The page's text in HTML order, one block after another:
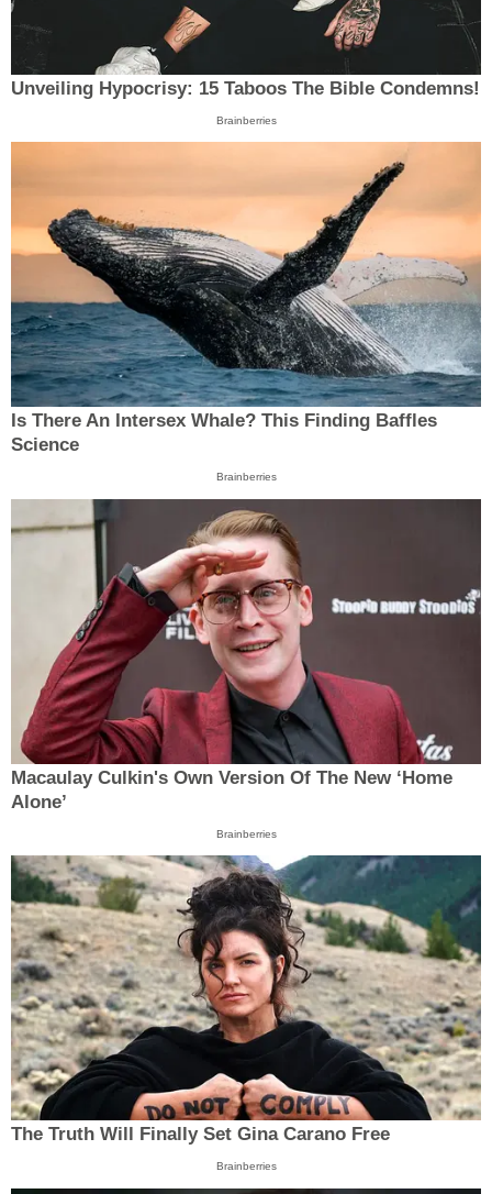
Unveiling Hypocrisy: 15 Taboos The Bible Condemns!
Brainberries
Is There An Intersex Whale? This Finding Baffles
Science
Brainberries
Macaulay Culkin's Own Version Of The New ‘Home
Alone’
Brainberries
The Truth Will Finally Set Gina Carano Free
Brainberries